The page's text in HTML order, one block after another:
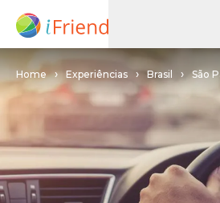
Home Experiências Brasil São
privativo de hotéis em São Paulo para